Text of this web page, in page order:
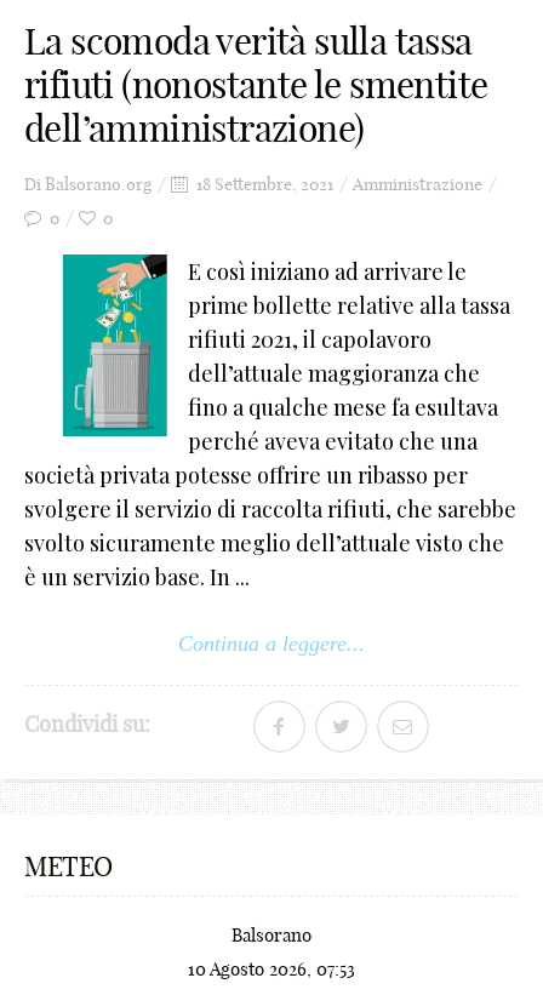
La scomoda verità sulla tassa
rifiuti (nonostante le smentite
dell’amministrazione)
DiBalsorano.org 18 Settembre, 2021
Amministrazione
0
0
E così iniziano ad arrivare le
prime bollette relative alla tassa
rifiuti 2021, il capolavoro
dell’attuale maggioranza che
fino a qualche mese fa esultava
perché aveva evitato che una
società privata potesse offrire un ribasso per
svolgere il servizio di raccolta rifiuti, che sarebbe
svolto sicuramente meglio dell’attuale visto che
è un servizio base. In ...
Continua a leggere...
Condividi su:
METEO
Balsorano
10 Agosto 2026, 07:53
2
3
4
5
7
9
_
-
+
!
$
¢